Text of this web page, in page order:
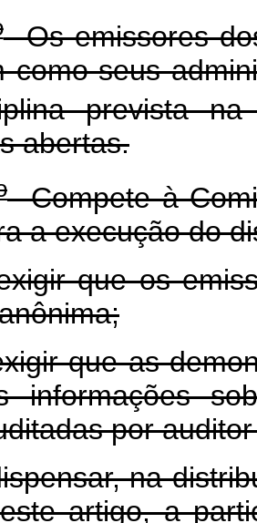
Os emissores
como seus
prevista
abertas.
Compete à
a execução do
os
as
informações
por auditor
na
artigo, a